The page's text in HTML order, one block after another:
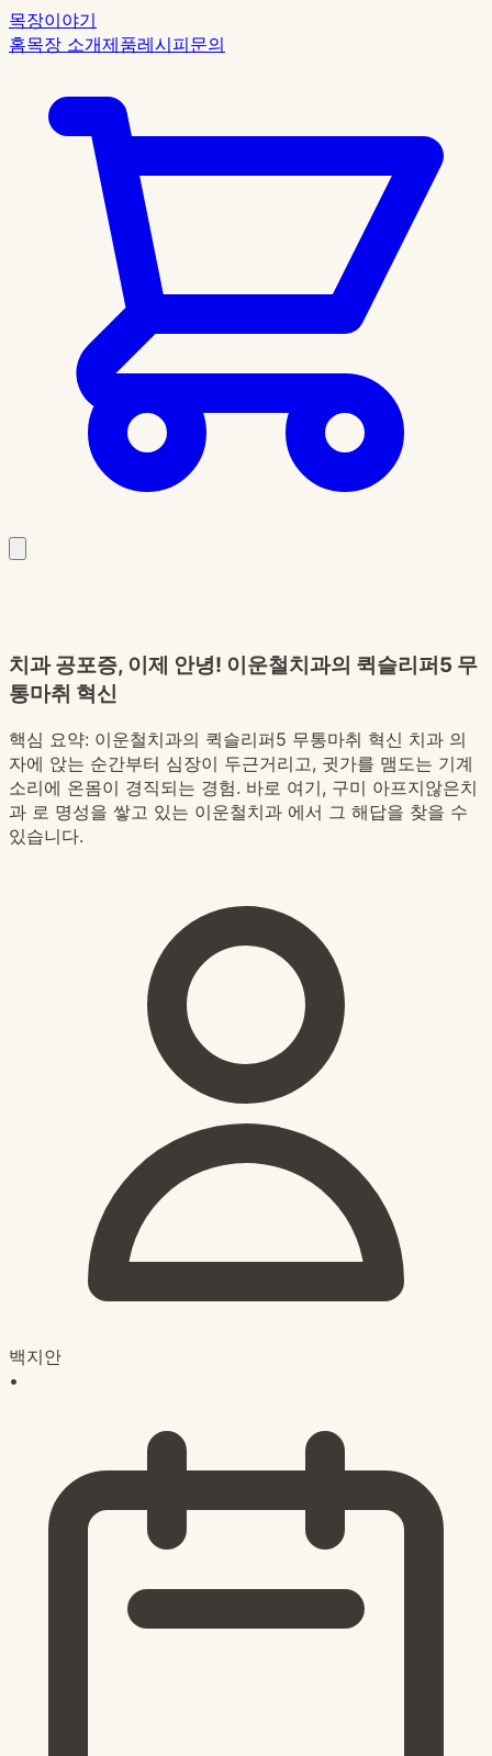
목장이야기
홈목장 소개제품레시피문의
치과 공포증, 이제 안녕! 이운철치과의 퀵슬리퍼5 무
통마취 혁신
핵심 요약: 이운철치과의 퀵슬리퍼5 무통마취 혁신 치과 의
자에 앉는 순간부터 심장이 두근거리고, 귓가를 맴도는 기계
소리에 온몸이 경직되는 경험. 바로 여기, 구미 아프지않은치
과 로 명성을 쌓고 있는 이운철치과 에서 그 해답을 찾을 수
있습니다.
백지안
•